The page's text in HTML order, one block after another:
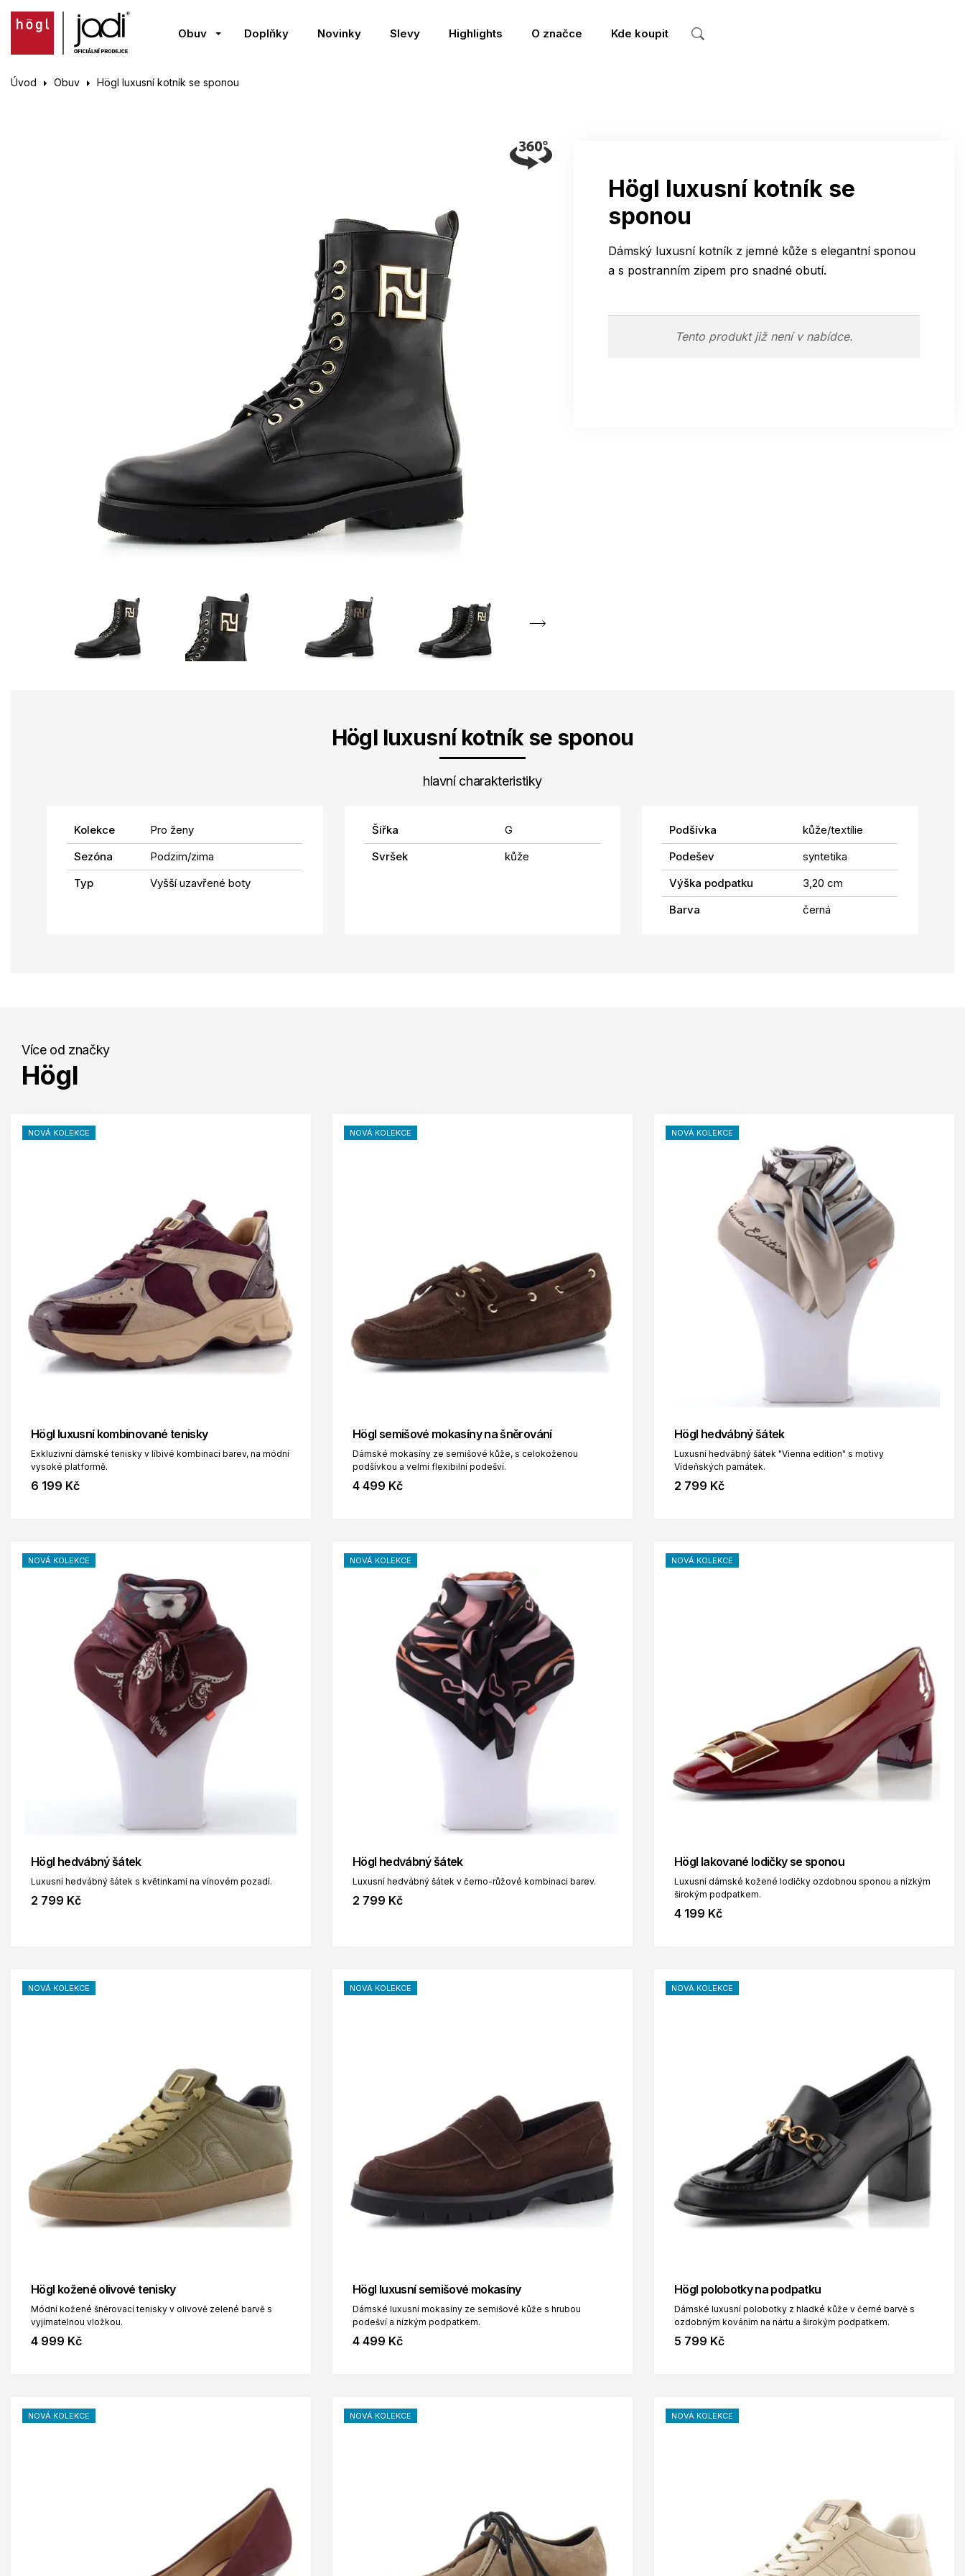
Obuv Doplňky Novinky Slevy Highlights O značce Kde koupit
Úvod Obuv Högl luxusní kotník se sponou
Högl luxusní kotník se
sponou
Dámský luxusní kotník z jemné kůže s elegantní sponou
a s postranním zipem pro snadné obutí.
Tento produkt již není v nabídce.
Högl luxusní kotník se sponou
hlavní charakteristiky
Kolekce
Pro ženy
Sezóna
Podzim/zima
Typ
Vyšší uzavřené boty
Šířka
G
Svršek
kůže
Podšívka
kůže/textílie
Podešev
syntetika
Výška podpatku
3,20 cm
Barva
černá
Více od značky
Högl
NOVÁ KOLEKCE
Högl luxusní kombinované tenisky
Exkluzivní dámské tenisky v líbivé kombinaci barev, na módní
vysoké platformě.
6 199 Kč
NOVÁ KOLEKCE
Högl semišové mokasíny na šněrování
Dámské mokasíny ze semišové kůže, s celokoženou
podšívkou a velmi flexibilní podešví.
4 499 Kč
NOVÁ KOLEKCE
Högl hedvábný šátek
Luxusní hedvábný šátek "Vienna edition" s motivy
Vídeňských památek.
2 799 Kč
NOVÁ KOLEKCE
Högl hedvábný šátek
Luxusní hedvábný šátek s květinkami na vínovém pozadí.
2 799 Kč
NOVÁ KOLEKCE
Högl hedvábný šátek
Luxusní hedvábný šátek v černo-růžové kombinaci barev.
2 799 Kč
NOVÁ KOLEKCE
Högl lakované lodičky se sponou
Luxusní dámské kožené lodičky ozdobnou sponou a nízkým
širokým podpatkem.
4 199 Kč
NOVÁ KOLEKCE
Högl kožené olivové tenisky
Módní kožené šněrovací tenisky v olivově zelené barvě s
vyjímatelnou vložkou.
4 999 Kč
NOVÁ KOLEKCE
Högl luxusní semišové mokasíny
Dámské luxusní mokasíny ze semišové kůže s hrubou
podešví a nízkým podpatkem.
4 499 Kč
NOVÁ KOLEKCE
Högl polobotky na podpatku
Dámské luxusní polobotky z hladké kůže v černé barvě s
ozdobným kováním na nártu a širokým podpatkem.
5 799 Kč
NOVÁ KOLEKCE NOVÁ KOLEKCE NOVÁ KOLEKCE